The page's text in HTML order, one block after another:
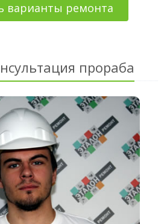
варианты ремонта
прораба